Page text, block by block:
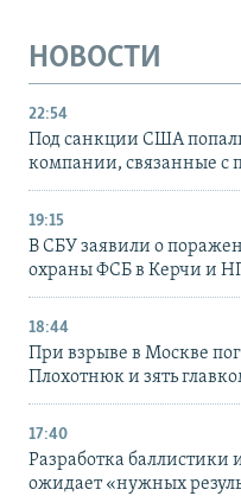
НОВОСТИ
22:54
Под санкции США
компании, связанные с
19:15
В СБУ заявили о
охраны ФСБ в Керчи и
18:44
При взрыве в Москве
Плохотнюк и зять
17:40
Разработка баллистики
ожидает «нужных